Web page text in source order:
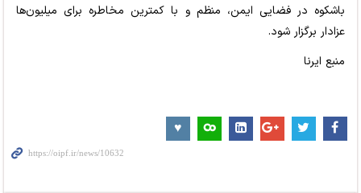
باشکوه در فضایی ایمن، منظم و با کمترین مخاطره برای میلیون‌ها
عزادار برگزار شود.
منبع ایرنا